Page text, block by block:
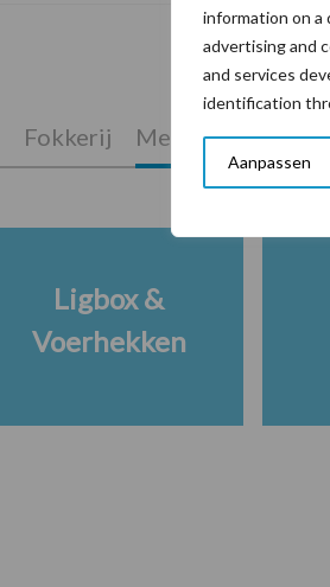
information on a
advertising and
and services
identification
Aanpassen
Fokkerij Melkveebedrijf
Ligbox &
Voerhekken